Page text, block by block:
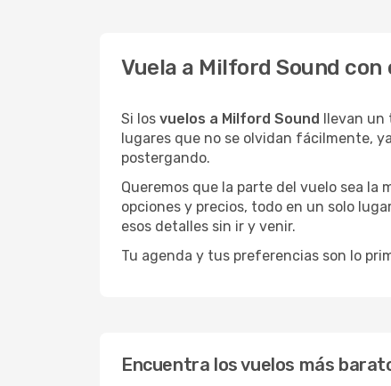
Vuela a Milford Sound
Si los vuelos a Milford Sound llevan un
lugares que no se olvidan fácilmente,
postergando.
Queremos que la parte del vuelo sea la
opciones y precios, todo en un solo
esos detalles sin ir y venir.
Tu agenda y tus preferencias son lo
Encuentra los vuelos más